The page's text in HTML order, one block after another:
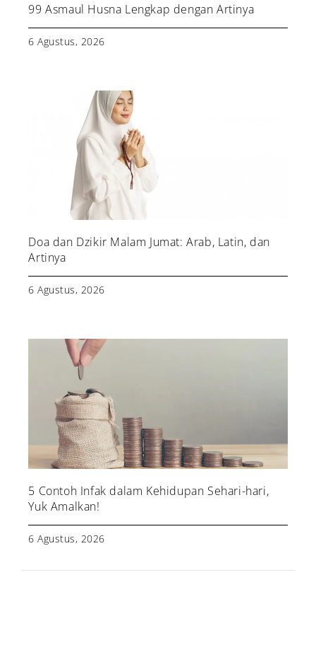
99 Asmaul Husna Lengkap dengan Artinya
6 Agustus, 2026
Doa dan Dzikir Malam Jumat: Arab, Latin, dan
Artinya
6 Agustus, 2026
5 Contoh Infak dalam Kehidupan Sehari-hari,
Yuk Amalkan!
6 Agustus, 2026